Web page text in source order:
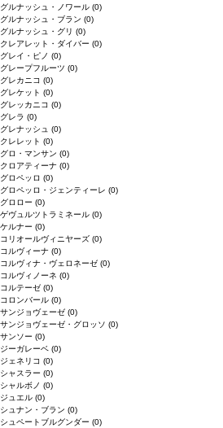
グルナッシュ・ノワール (0)
グルナッシュ・ブラン (0)
グルナッシュ・グリ (0)
クレアレット・ダイバー (0)
グレイ・ピノ (0)
グレープフルーツ (0)
グレカニコ (0)
グレケット (0)
グレッカニコ (0)
グレラ (0)
グレナッシュ (0)
クレレット (0)
グロ・マンサン (0)
クロアティーナ (0)
グロペッロ (0)
グロペッロ・ジェンティーレ (0)
グロロー (0)
ゲヴュルツトラミネール (0)
ケルナー (0)
コリオールヴィニヤーズ (0)
コルヴィーナ (0)
コルヴィナ・ヴェロネーゼ (0)
コルヴィノーネ (0)
コルテーゼ (0)
コロンバール (0)
サンジョヴェーゼ (0)
サンジョヴェーゼ・グロッソ (0)
サンソー (0)
ジーガレーベ (0)
ジェネリコ (0)
シャスラー (0)
シャルボノ (0)
ジュエル (0)
シュナン・ブラン (0)
シュペートブルグンダー (0)